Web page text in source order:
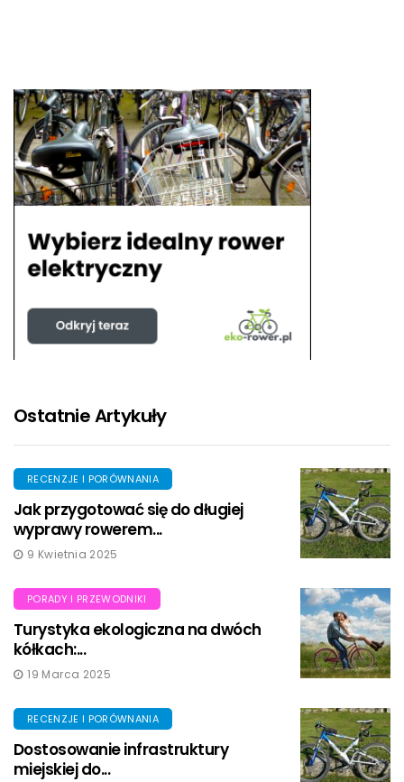
Ostatnie Artykuły
RECENZJE I PORÓWNANIA
Jak przygotować się do długiej
wyprawy rowerem...
9 Kwietnia 2025
PORADY I PRZEWODNIKI
Turystyka ekologiczna na dwóch
kółkach:...
19 Marca 2025
RECENZJE I PORÓWNANIA
Dostosowanie infrastruktury
miejskiej do...